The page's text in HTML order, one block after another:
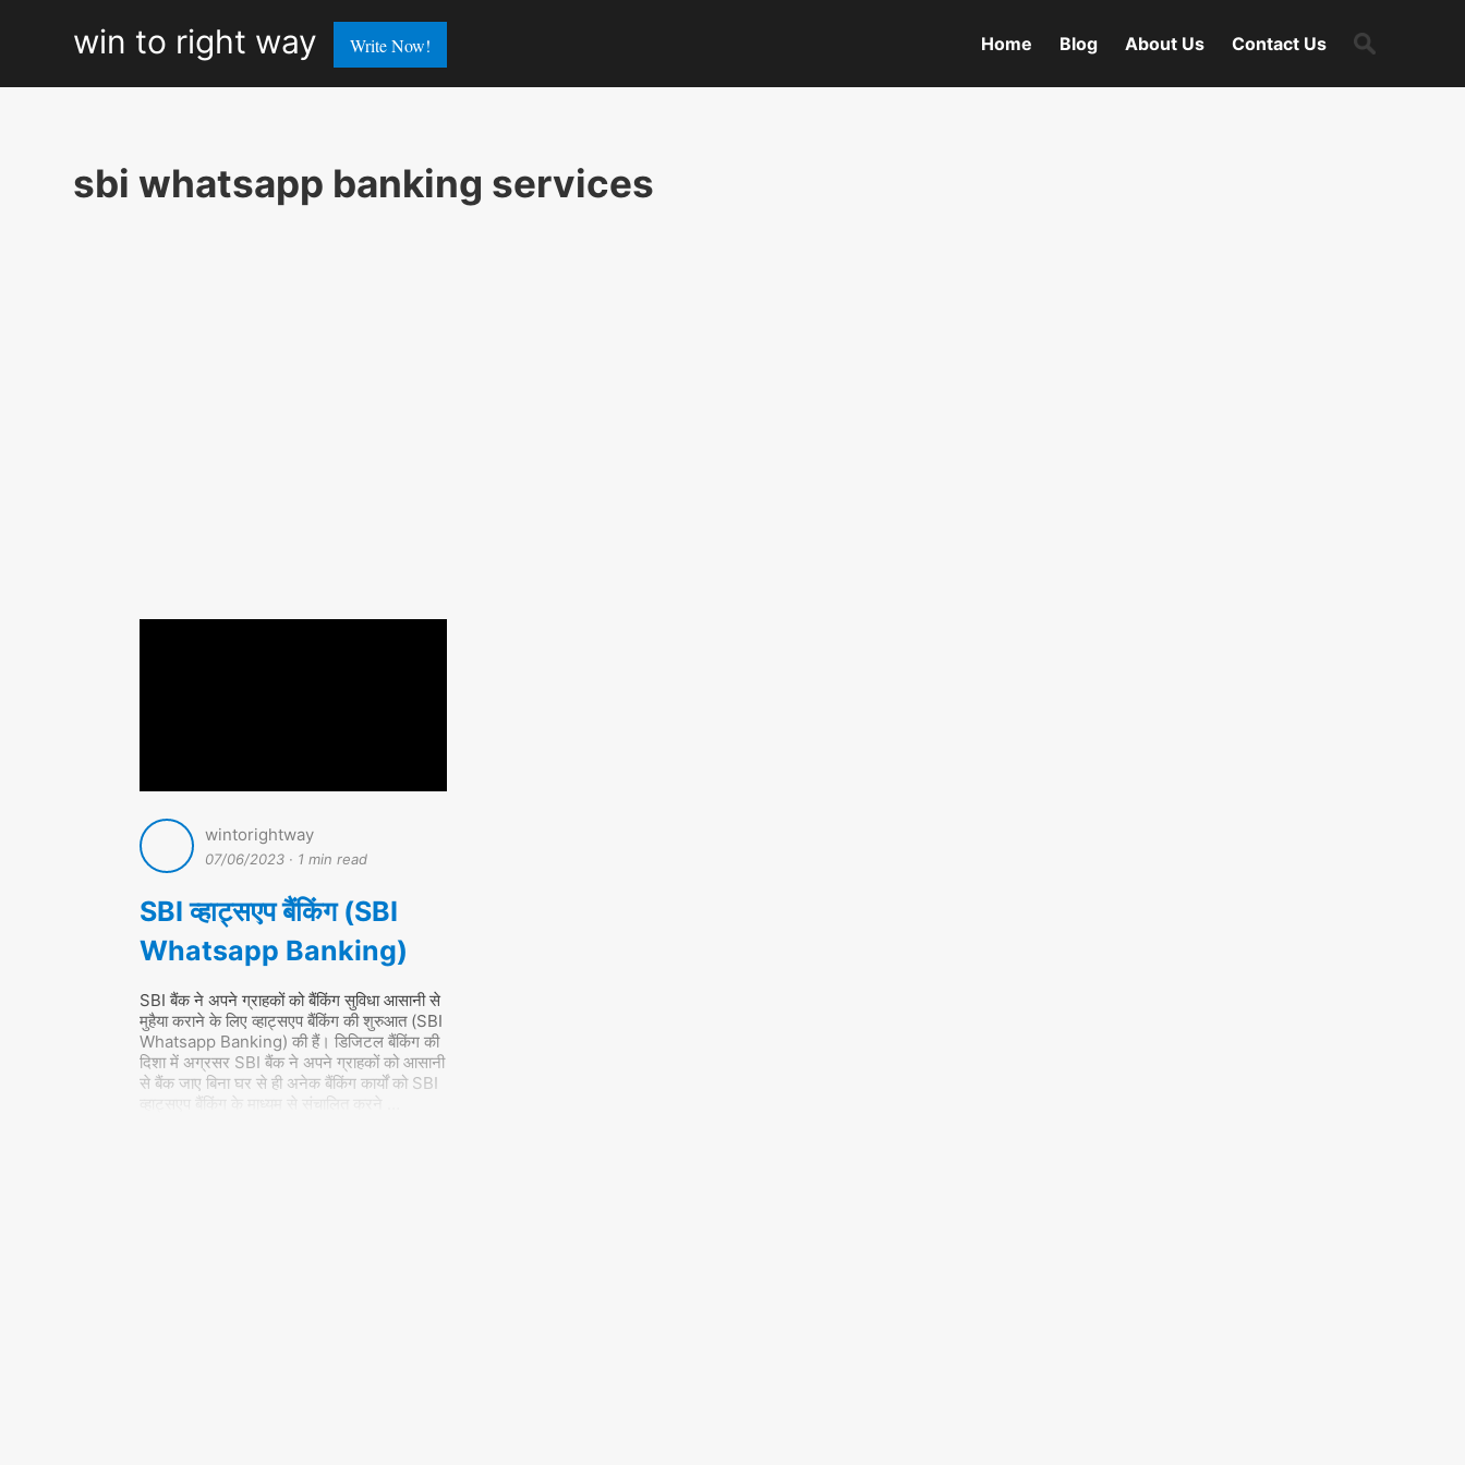
win
to
way
win to right way Write Now! Home Blog About Us Contact Us
Search
for:
sbi whatsapp banking services
wintorightway
07/06/2023· 1 min read
SBI व्हाट्सएप बैंकिंग (SBI
Whatsapp Banking)
SBI बैंक ने अपने ग्राहकों को बैंकिंग सुविधा आसानी से
मुहैया कराने के लिए व्हाट्सएप बैंकिंग की शुरुआत (SBI
Whatsapp Banking) की हैं। डिजिटल बैंकिंग की
दिशा में अग्रसर SBI बैंक ने अपने ग्राहकों को आसानी
से बैंक जाए बिना घर से ही अनेक बैंकिंग कार्यों को SBI
व्हाट्सएप बैंकिंग के माध्यम से संचालित करने